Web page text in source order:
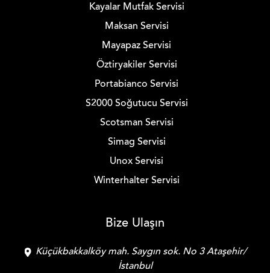
Kayalar Mutfak Servisi
Maksan Servisi
Mayapaz Servisi
Öztiryakiler Servisi
Portabianco Servisi
S2000 Soğutucu Servisi
Scotsman Servisi
Simag Servisi
Unox Servisi
Winterhalter Servisi
Bize Ulaşın
Küçükbakkalköy mah. Saygın sok. No 3 Ataşehir/
İstanbul